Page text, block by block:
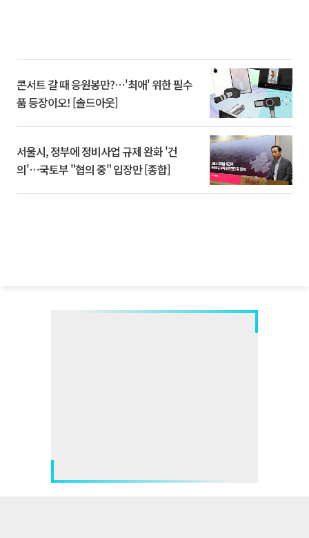
콘서트 갈 때 응원봉만?⋯'최애' 위한 필수
품 등장이오! [솔드아웃]
서울시, 정부에 정비사업 규제 완화 '건
의'⋯국토부 "협의 중" 입장만 [종합]